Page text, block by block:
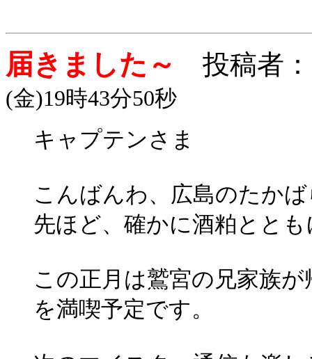
届きました～ 投稿者：
(金)19時43分50秒
キャプテンさま
こんばんわ、広島のたか
先ほど、確かに酒粕とと
この正月は鷲宮の兄家族
を満喫予定です。